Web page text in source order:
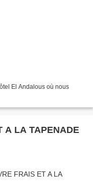
El Andalous où nous
A LA TAPENADE